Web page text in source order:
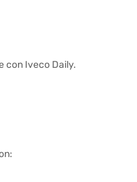
con Iveco Daily.